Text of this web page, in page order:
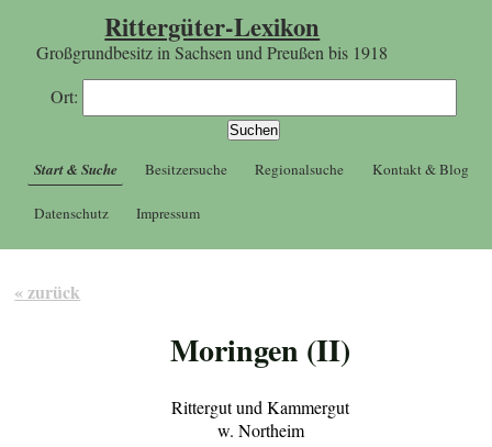
Rittergüter-Lexikon
Großgrundbesitz in Sachsen und Preußen bis 1918
Ort:
Start & Suche Besitzersuche Regionalsuche Kontakt & Blog
Datenschutz Impressum
« zurück
Moringen (II)
Rittergut und Kammergut
w. Northeim